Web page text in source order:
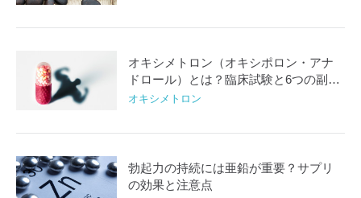
オキシメトロン（オキシポロン・アナ
ドロール）とは？臨床試験と6つの副作
用
オキシメトロン
勃起力の持続には亜鉛が重要？サプリ
の効果と注意点